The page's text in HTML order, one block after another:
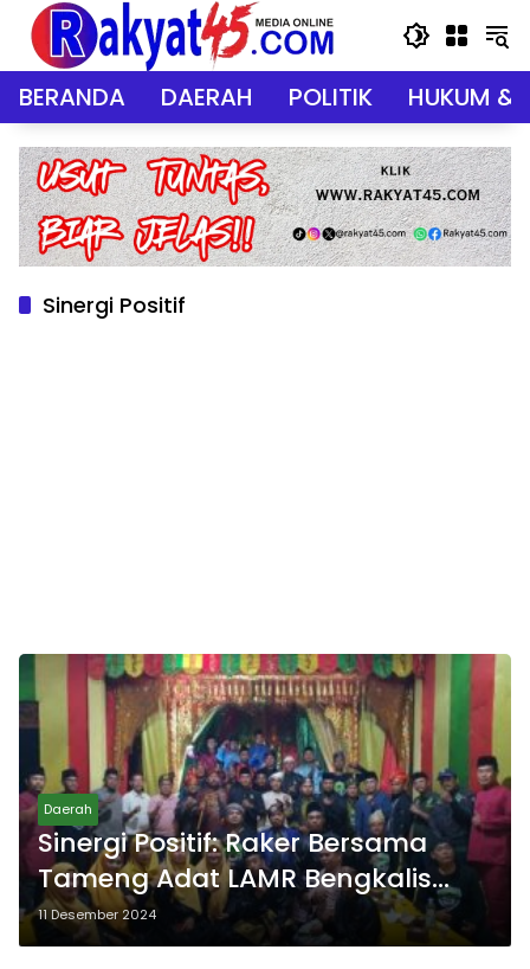
Langsung
konten
BERANDA DAERAH POLITIK HUKUM &
Sinergi Positif
Daerah
Sinergi Positif: Raker Bersama
Tameng Adat LAMR Bengkalis
Fokus pada Penguatan Tradisi
dan Pembangunan
11 Desember 2024